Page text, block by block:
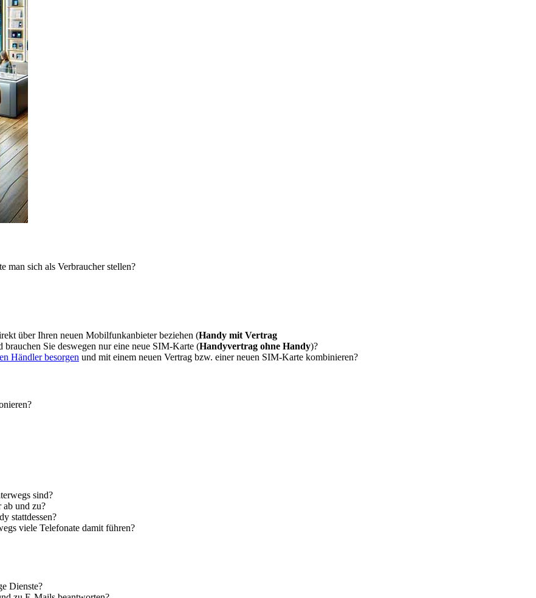
man sich als Verbraucher stellen?
über Ihren neuen Mobilfunkanbieter beziehen (Handy mit Vertrag
Sie deswegen nur eine neue SIM-Karte (Handyvertrag ohne Handy)?
Händler besorgen und mit einem neuen Vertrag bzw. einer neuen SIM-Karte kombinieren?
sind?
ab und zu?
stattdessen?
viele Telefonate damit führen?
Dienste?